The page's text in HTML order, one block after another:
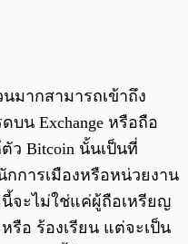
มากสามารถเข้าถึง
บน Exchange หรือถือ
ว Bitcoin นั้นเป็นที่
การเมืองหรือหน่วยงาน
จะไม่ใช่แค่ผู้ถือเหรียญ
รือ ร้องเรียน แต่จะเป็น